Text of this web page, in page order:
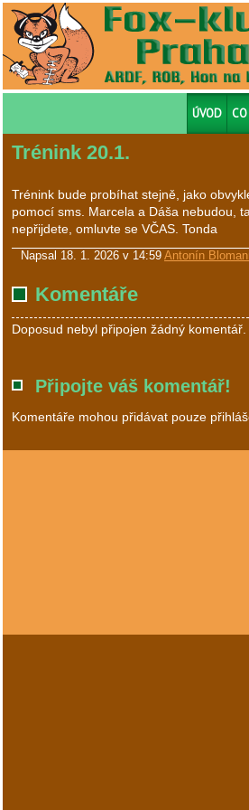
ÚVOD CO
Trénink 20.1.
Trénink bude probíhat stejně, jako
pomocí sms. Marcela a Dáša nebudou,
nepřijdete, omluvte se VČAS. Tonda
Napsal 18. 1. 2026 v 14:59 Antonín
Komentáře
Doposud nebyl připojen žádný
Připojte váš komentář!
Komentáře mohou přidávat pouze